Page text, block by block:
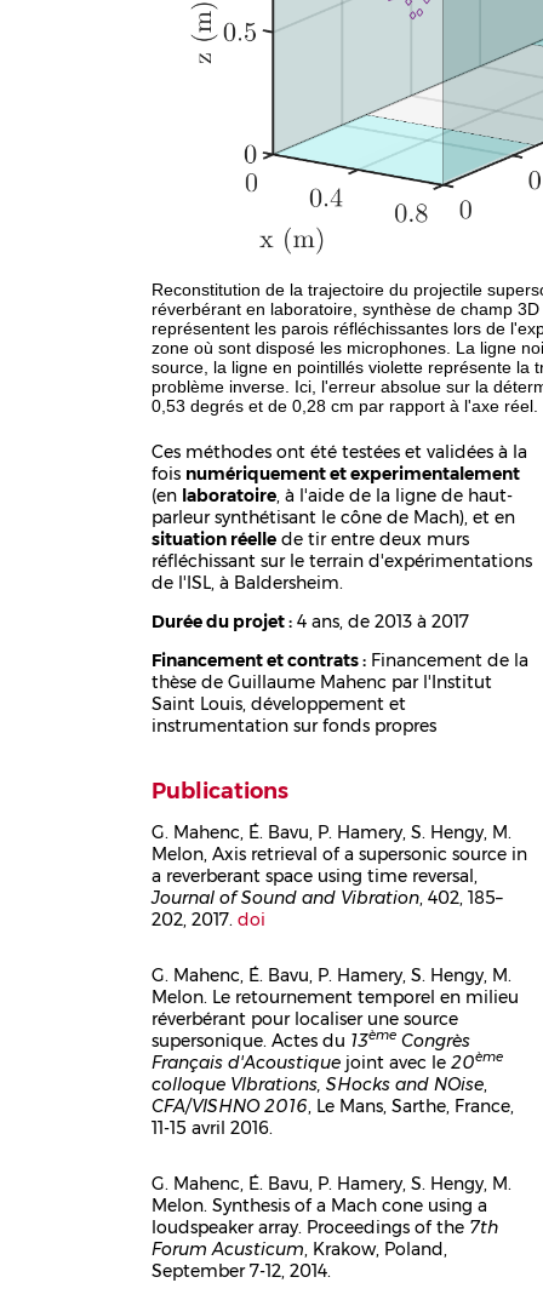
Reconstitution de la trajectoire du projectile
réverbérant en laboratoire, synthèse de champ
représentent les parois réfléchissantes lors de
zone où sont disposé les microphones. La ligne
source, la ligne en pointillés violette représente la
problème inverse. Ici, l'erreur absolue sur la
0,53 degrés et de 0,28 cm par rapport à l'axe réel.
Ces méthodes ont été testées et validées à la
fois numériquement et experimentalement
(en laboratoire , à l'aide de la ligne de haut-
parleur synthétisant le cône de Mach), et en
situation réelle de tir entre deux murs
réfléchissant sur le terrain d'expérimentations
de l'ISL, à Baldersheim.
Durée du projet : 4 ans, de 2013 à 2017
Financement et contrats : Financement de la
thèse de Guillaume Mahenc par l'Institut
Saint Louis, développement et
instrumentation sur fonds propres
Publications
Corps
G. Mahenc, É. Bavu, P. Hamery, S. Hengy, M.
Melon, Axis retrieval of a supersonic source in
a reverberant space using time reversal,
Journal of Sound and Vibration , 402, 185–
202, 2017.doi
Corps
G. Mahenc, É. Bavu, P. Hamery, S. Hengy, M.
Melon. Le retournement temporel en milieu
réverbérant pour localiser une source
supersonique. Actes du 13ème Congrès
Français d'Acoustique joint avec le20ème
colloque VIbrations, SHocks and NOise
CFA/VISHNO 2016 , Le Mans, Sarthe, France,
11-15 avril 2016.
Corps
G. Mahenc, É. Bavu, P. Hamery, S. Hengy, M.
Melon. Synthesis of a Mach cone using a
loudspeaker array. Proceedings of the 7th
Forum Acusticum , Krakow, Poland,
September 7-12, 2014.